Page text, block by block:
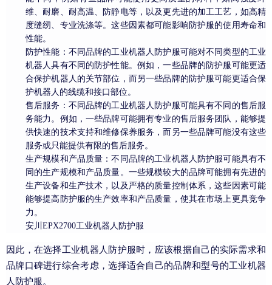
维、耐磨、耐高温、防静电等，以及更先进的加工工艺，如高精
度缝纫、专业洗涤等。这些因素都可能影响防护服的使用寿命和
性能。
防护性能：不同品牌的工业机器人防护服可能对不同类型的工业
机器人具有不同的防护性能。例如，一些品牌的防护服可能更适
合保护机器人的关节部位，而另一些品牌的防护服可能更适合保
护机器人的线缆和接口部位。
售后服务：不同品牌的工业机器人防护服可能具有不同的售后服
务能力。例如，一些品牌可能拥有专业的售后服务团队，能够提
供快速的技术支持和维修保养服务，而另一些品牌可能没有这些
服务或只能提供有限的售后服务。
生产规模和产品质量：不同品牌的工业机器人防护服可能具有不
同的生产规模和产品质量。一些规模较大的品牌可能拥有先进的
生产设备和生产技术，以及严格的质量控制体系，这些因素可能
能够提高防护服的生产效率和产品质量，使其在市场上更具竞争
力。
安川EPX2700工业机器人防护服
因此，在选择工业机器人防护服时，应该根据自己的实际需求和
品牌口碑进行综合考虑，选择适合自己的品牌和型号的工业机器
人防护服。